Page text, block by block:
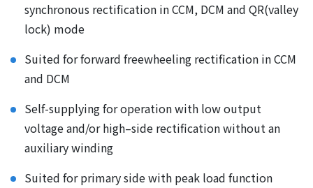
synchronous rectification in CCM, DCM and QR(valley
lock) mode
Suited for forward freewheeling rectification in CCM
and DCM
Self-supplying for operation with low output
voltage and/or high–side rectification without an
auxiliary winding
Suited for primary side with peak load function